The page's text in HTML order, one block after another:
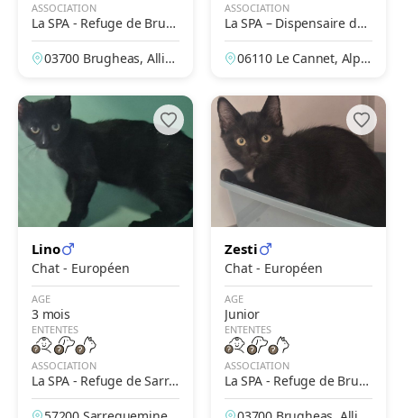
ASSOCIATION
La SPA - Refuge de Brug
heas – Vichy
03700 Brugheas, Allier,
ASSOCIATION
La SPA – Dispensaire du
Cannet - Jeanine Vincent
06110 Le Cannet, Alpe
Lino
Chat - Européen
AGE
3 mois
ENTENTES
ASSOCIATION
La SPA - Refuge de Sarre
guemines
Zesti
Chat - Européen
AGE
Junior
ENTENTES
ASSOCIATION
La SPA - Refuge de Brug
heas – Vichy